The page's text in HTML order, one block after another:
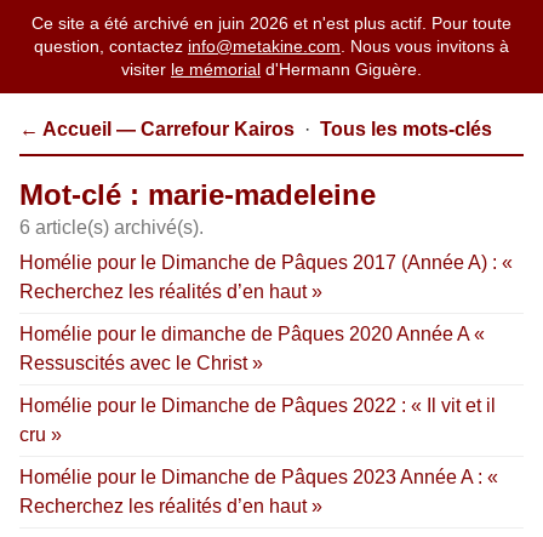
Ce site a été archivé en juin 2026 et n'est plus actif. Pour toute
question, contactez info@metakine.com . Nous vous invitons à
visiter le mémorial d'Hermann Giguère.
← Accueil — Carrefour Kairos · Tous les mots-clés
Mot-clé : marie-madeleine
6 article(s) archivé(s).
Homélie pour le Dimanche de Pâques 2017 (Année A) : «
Recherchez les réalités d’en haut »
Homélie pour le dimanche de Pâques 2020 Année A «
Ressuscités avec le Christ »
Homélie pour le Dimanche de Pâques 2022 : « Il vit et il
cru »
Homélie pour le Dimanche de Pâques 2023 Année A : «
Recherchez les réalités d’en haut »